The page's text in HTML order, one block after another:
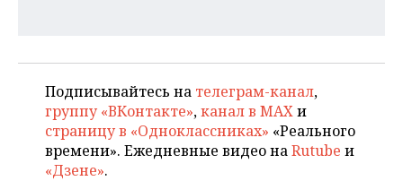
ХОККЕЙ С МЯЧОМ
ПРОИСШЕСТВИЯ
Подписывайтесь на телеграм-канал,
группу «ВКонтакте»,канал в MAXи
страницу в «Одноклассниках» «Реального
времени». Ежедневные видео наRutube и
«Дзене».